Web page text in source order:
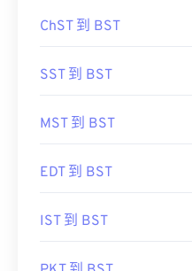
ChST 到 BST
SST 到 BST
MST 到 BST
EDT 到 BST
IST 到 BST